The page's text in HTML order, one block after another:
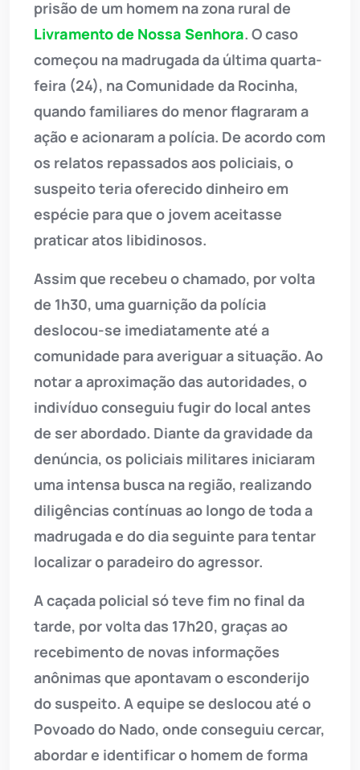
prisão de um homem na zona rural de
Livramento de Nossa Senhora. O caso
começou na madrugada da última quarta-
feira (24), na Comunidade da Rocinha,
quando familiares do menor flagraram a
ação e acionaram a polícia. De acordo com
os relatos repassados aos policiais, o
suspeito teria oferecido dinheiro em
espécie para que o jovem aceitasse
praticar atos libidinosos.
Assim que recebeu o chamado, por volta
de 1h30, uma guarnição da polícia
deslocou-se imediatamente até a
comunidade para averiguar a situação. Ao
notar a aproximação das autoridades, o
indivíduo conseguiu fugir do local antes
de ser abordado. Diante da gravidade da
denúncia, os policiais militares iniciaram
uma intensa busca na região, realizando
diligências contínuas ao longo de toda a
madrugada e do dia seguinte para tentar
localizar o paradeiro do agressor.
A caçada policial só teve fim no final da
tarde, por volta das 17h20, graças ao
recebimento de novas informações
anônimas que apontavam o esconderijo
do suspeito. A equipe se deslocou até o
Povoado do Nado, onde conseguiu cercar,
abordar e identificar o homem de forma